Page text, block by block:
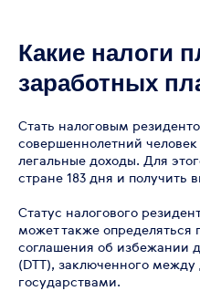
Какие налоги
заработных
Стать налоговым
совершеннолетний
легальные доходы. Для
стране 183 дня и получить
Статус налогового
может также
соглашения об избежании
(DTT), заключенного
государствами.